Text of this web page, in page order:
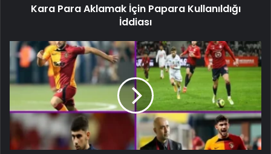
Kara Para Aklamak İçin Papara Kullanıldığı
İddiası